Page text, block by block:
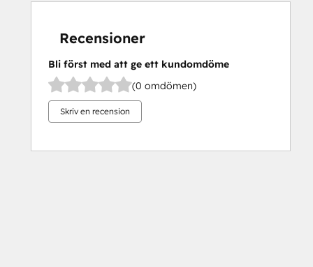
Recensioner
Bli först med att ge ett kundomdöme
(0 omdömen)
Skriv en recension